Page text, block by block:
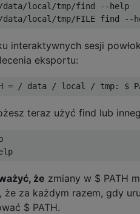
data/local/tmp/find --help
interaktywnych sesji
eksportu:
teraz użyć find lub
że zmiany w $ PATH
że za każdym razem, gdy
$ PATH.